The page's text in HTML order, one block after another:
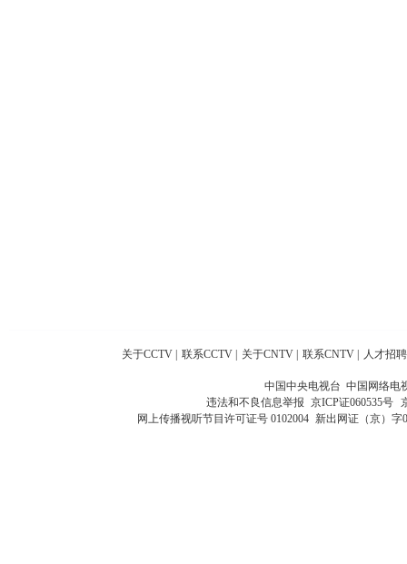
关于CCTV 联系CCTV 关于CNTV 联系CNTV 人才招聘
中国中央电视台 中国网络电
违法和不良信息举报 京ICP证060535号
网上传播视听节目许可证号 0102004 新出网证（京）